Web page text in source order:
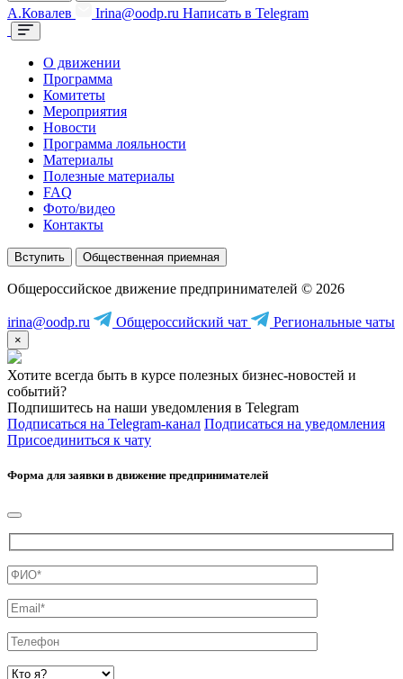
А.Ковалев
Irina@oodp.ru Написать в Telegram
О движении
Программа
Комитеты
Мероприятия
Новости
Программа лояльности
Материалы
Полезные материалы
FAQ
Фото/видео
Контакты
Вступить Общественная приемная
Общероссийское движение предпринимателей © 2026
irina@oodp.ru Общероссийский чат Региональные чаты
×
Хотите всегда быть в курсе полезных бизнес-новостей и
событий?
Подпишитесь на наши уведомления в Telegram
Подписаться на Telegram-канал Подписаться на уведомления
Присоединиться к чату
Форма для заявки в движение предпринимателей